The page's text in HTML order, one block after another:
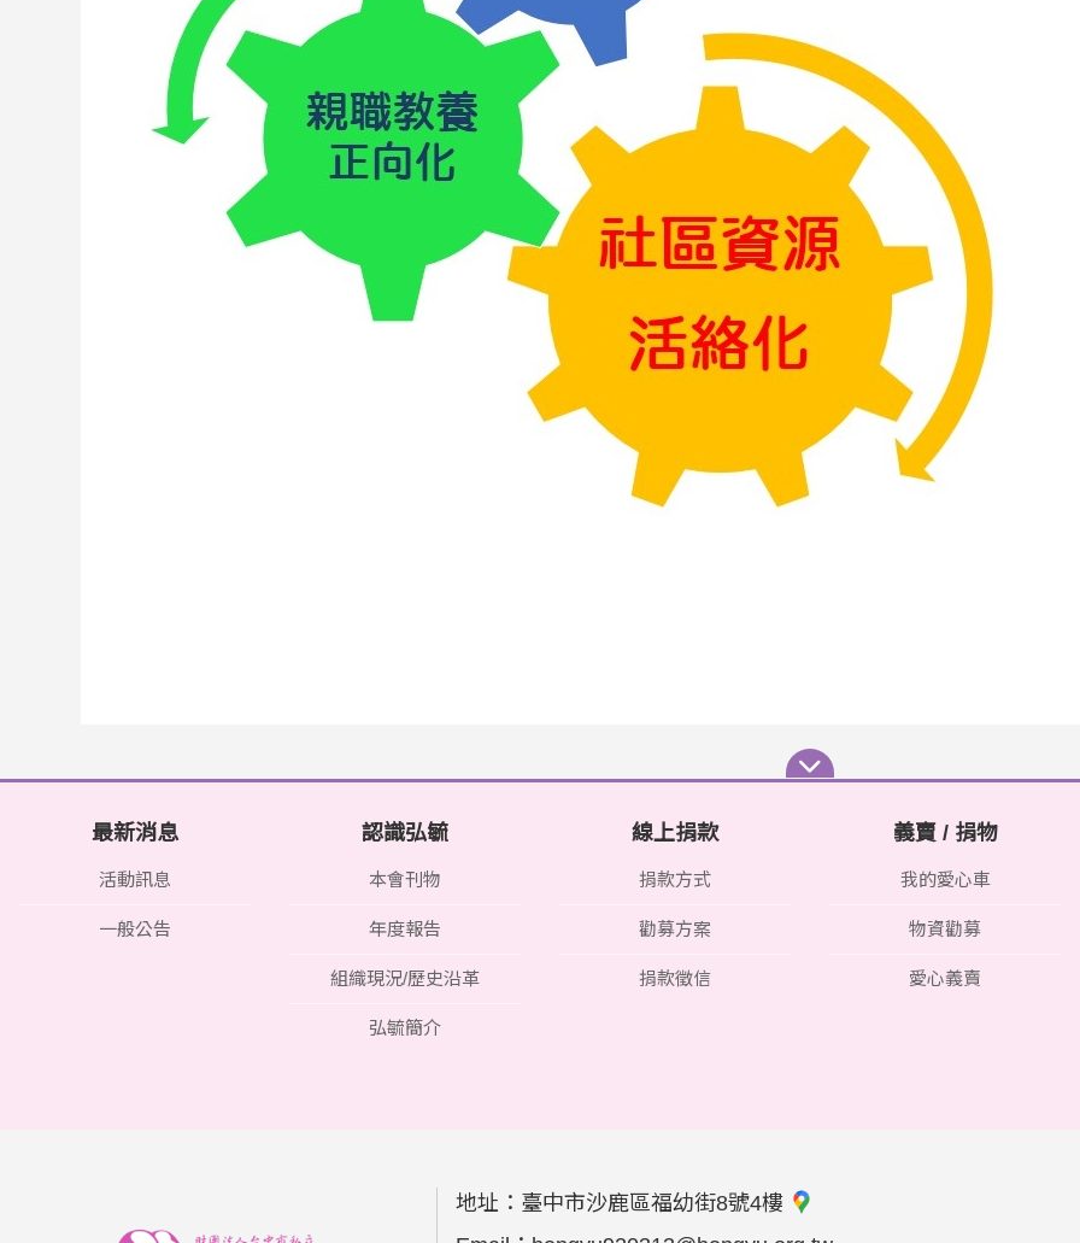
最新消息
活動訊息
一般公告
認識弘毓
本會刊物
年度報告
組織現況/歷史沿革
弘毓簡介
線上捐款
捐款方式
勸募方案
捐款徵信
義賣 / 捐物
我的愛心車
物資勸募
愛心義賣
地址： 臺中市沙鹿區福幼街8號4樓